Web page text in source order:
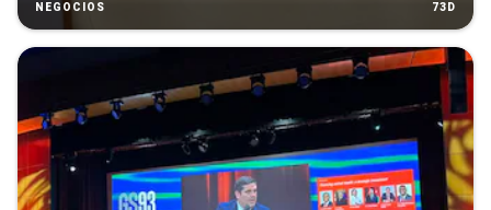
NEGOCIOS 73D